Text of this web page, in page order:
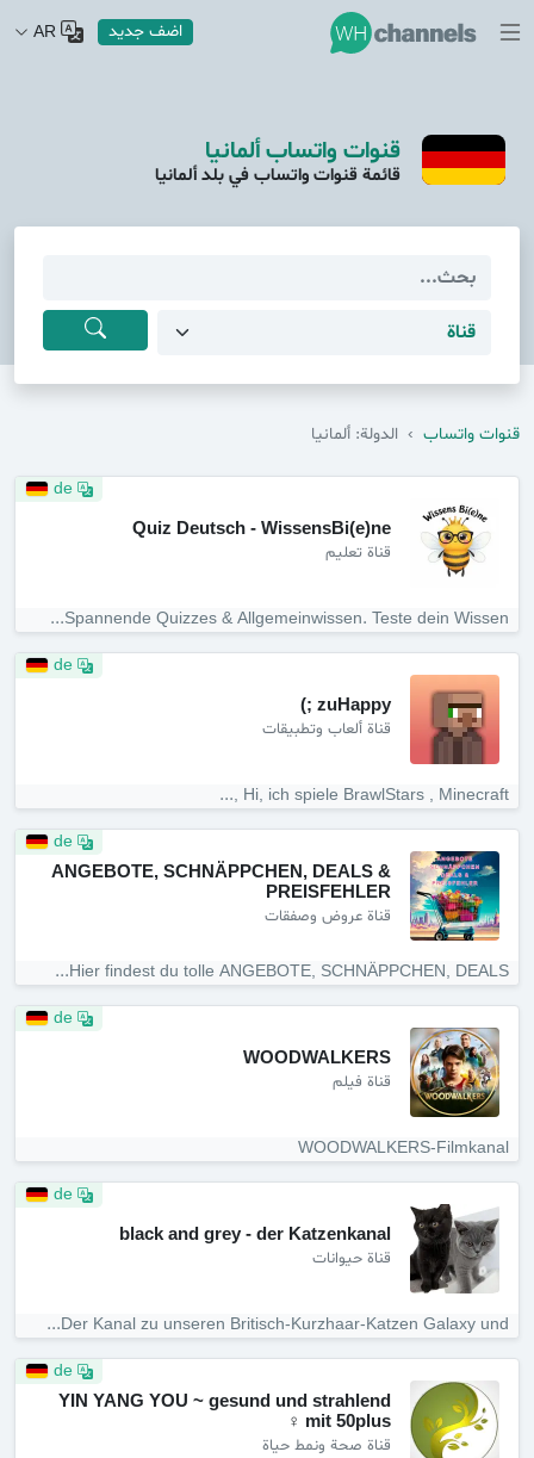
اضف جديد
قنوات واتساب ألمانيا
قائمة قنوات واتساب في بلد ألمانيا
قنوات واتساب › الدولة: ألمانيا
Quiz Deutsch - WissensBi(e)ne
قناة تعليم
Spannende Quizzes & Allgemeinwissen. Teste dein Wissen...
zuHappy ;)
قناة ألعاب وتطبيقات
Hi, ich spiele BrawlStars , Minecraft ,...
ANGEBOTE, SCHNÄPPCHEN, DEALS &
PREISFEHLER
قناة عروض وصفقات
Hier findest du tolle ANGEBOTE, SCHNÄPPCHEN, DEALS...
WOODWALKERS
قناة فيلم
WOODWALKERS-Filmkanal
black and grey - der Katzenkanal
قناة حيوانات
Der Kanal zu unseren Britisch-Kurzhaar-Katzen Galaxy und...
YIN YANG YOU ~ gesund und strahlend
mit 50plus ♀︎
قناة صحة ونمط حياة